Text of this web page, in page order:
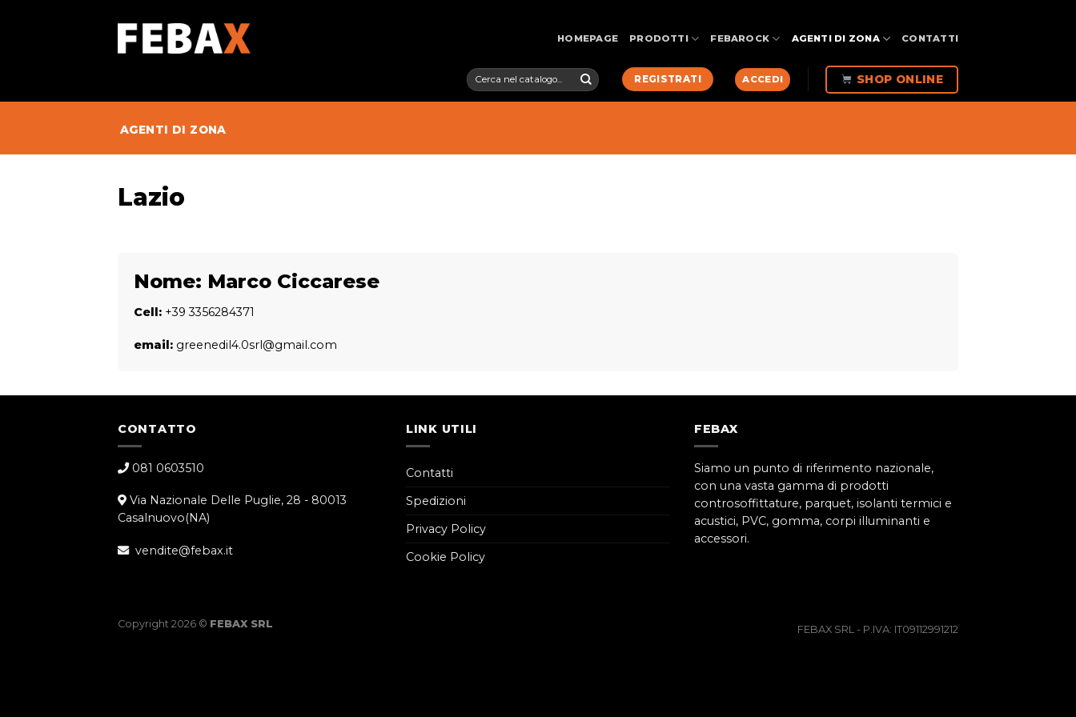
HOMEPAGE PRODOTTI FEBAROCK AGENTI DI ZONA CONTATTI
Cerca:
REGISTRATI ACCEDI SHOP ONLINE
AGENTI DI ZONA
Lazio
Nome: Marco Ciccarese
Cell: +39 3356284371
email: greenedil4.0srl@gmail.com
CONTATTO
081 0603510
Via Nazionale Delle Puglie, 28 - 80013
Casalnuovo(NA)
vendite@febax.it
LINK UTILI
Contatti
Spedizioni
Privacy Policy
Cookie Policy
FEBAX
Siamo un punto di riferimento nazionale,
con una vasta gamma di prodotti
controsoffittature, parquet, isolanti termici e
acustici, PVC, gomma, corpi illuminanti e
accessori.
FEBAX SRL - P.IVA: IT09112991212
Copyright 2026 © FEBAX SRL